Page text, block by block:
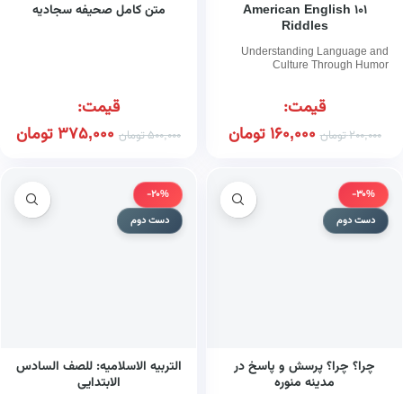
۱۰۱ American English
Riddles
Understanding Language and
Culture Through Humor
قیمت:
200,000تومان 160,000تومان
متن کامل صحیفه سجادیه
قیمت:
500,000تومان 375,000تومان
-30%
دست دوم
چرا؟ چرا؟ پرسش و پاسخ در
مدینه منوره
-20%
دست دوم
التربیه الاسلامیه: للصف السادس
الابتدایی